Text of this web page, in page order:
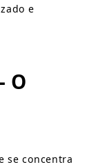
e
O
se concentra